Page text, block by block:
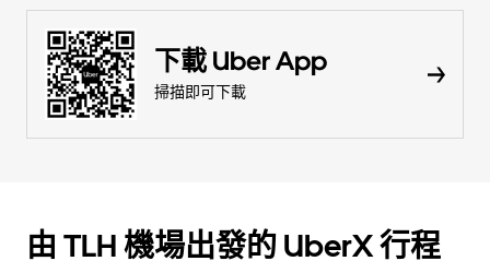
下載 Uber App
掃描即可下載
由 TLH 機場出發的 UberX 行程